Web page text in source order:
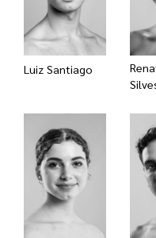
Luiz Santiago